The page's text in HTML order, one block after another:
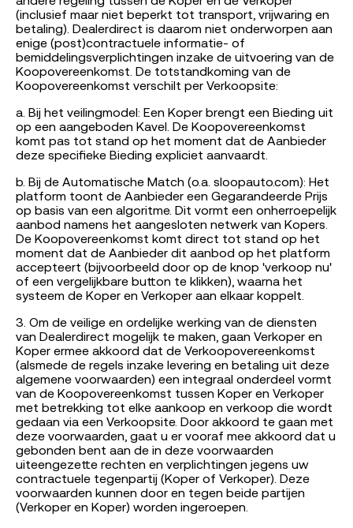
(inclusief maar niet beperkt tot transport, vrijwaring en
betaling). Dealerdirect is daarom niet onderworpen aan
enige (post)contractuele informatie- of
bemiddelingsverplichtingen inzake de uitvoering van de
Koopovereenkomst. De totstandkoming van de
Koopovereenkomst verschilt per Verkoopsite:
a. Bij het veilingmodel: Een Koper brengt een Bieding uit
op een aangeboden Kavel. De Koopovereenkomst
komt pas tot stand op het moment dat de Aanbieder
deze specifieke Bieding expliciet aanvaardt.
b. Bij de Automatische Match (o.a. sloopauto.com): Het
platform toont de Aanbieder een Gegarandeerde Prijs
op basis van een algoritme. Dit vormt een onherroepelijk
aanbod namens het aangesloten netwerk van Kopers.
De Koopovereenkomst komt direct tot stand op het
moment dat de Aanbieder dit aanbod op het platform
accepteert (bijvoorbeeld door op de knop 'verkoop nu'
of een vergelijkbare button te klikken), waarna het
systeem de Koper en Verkoper aan elkaar koppelt.
3. Om de veilige en ordelijke werking van de diensten
van Dealerdirect mogelijk te maken, gaan Verkoper en
Koper ermee akkoord dat de Verkoopovereenkomst
(alsmede de regels inzake levering en betaling uit deze
algemene voorwaarden) een integraal onderdeel vormt
van de Koopovereenkomst tussen Koper en Verkoper
met betrekking tot elke aankoop en verkoop die wordt
gedaan via een Verkoopsite. Door akkoord te gaan met
deze voorwaarden, gaat u er vooraf mee akkoord dat u
gebonden bent aan de in deze voorwaarden
uiteengezette rechten en verplichtingen jegens uw
contractuele tegenpartij (Koper of Verkoper). Deze
voorwaarden kunnen door en tegen beide partijen
(Verkoper en Koper) worden ingeroepen.